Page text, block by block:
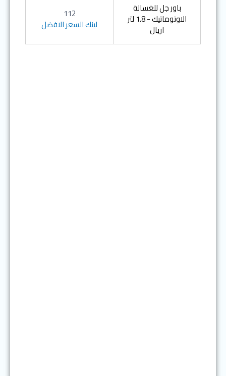
باور جل للغسالة
الاوتوماتيك - 1.8 لتر
اريال
112
لينك السعر الافضل